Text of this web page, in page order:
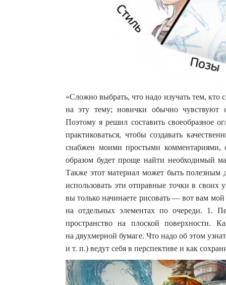
«Сложно выбрать, что надо изучать тем,
на эту тему; новички обычно чувствуют
Поэтому я решил составить своеобразное
практиковаться, чтобы создавать
снабжен моими простыми комментариями,
образом будет проще найти необходимый
Также этот материал может быть полезным
использовать эти отправные точки в
вы только начинаете рисовать — вот вам
на отдельных элементах по очереди. 1.
пространство на плоской поверхности.
на двухмерной бумаге. Что надо об этом
и т. п.) ведут себя в перспективе и как